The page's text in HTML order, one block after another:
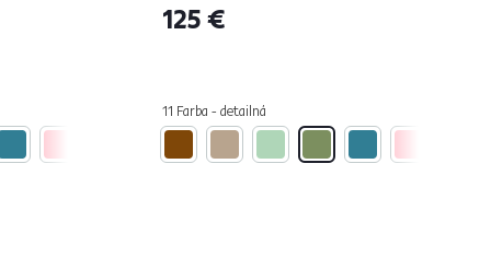
125 €
11 Farba - detailná